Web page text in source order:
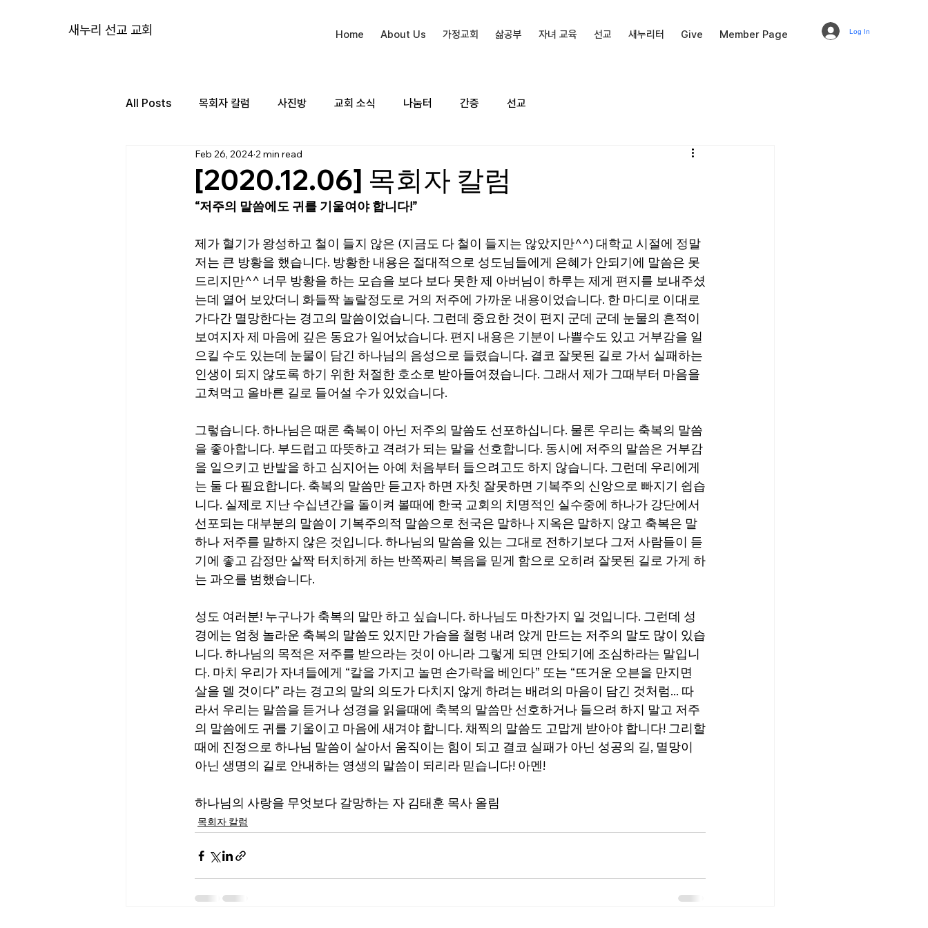
새누리 선교 교회 Home About Us 가정교회 삶공부 자녀 교육 선교 새누리터 Give Member Page Log In
All Posts 목회자 칼럼 사진방 교회 소식 나눔터 간증 선교
[2020.12.06] 목회자 칼럼
Feb 26, 2024 2 min read
“저주의 말씀에도 귀를 기울여야 합니다!”
제가 혈기가 왕성하고 철이 들지 않은 (지금도 다 철이 들지는 않았지만^^) 대학교 시절에 정말
저는 큰 방황을 했습니다. 방황한 내용은 절대적으로 성도님들에게 은혜가 안되기에 말씀은 못
드리지만^^ 너무 방황을 하는 모습을 보다 보다 못한 제 아버님이 하루는 제게 편지를 보내주셨
는데 열어 보았더니 화들짝 놀랄정도로 거의 저주에 가까운 내용이었습니다. 한 마디로 이대로
가다간 멸망한다는 경고의 말씀이었습니다. 그런데 중요한 것이 편지 군데 군데 눈물의 흔적이
보여지자 제 마음에 깊은 동요가 일어났습니다. 편지 내용은 기분이 나쁠수도 있고 거부감을 일
으킬 수도 있는데 눈물이 담긴 하나님의 음성으로 들렸습니다. 결코 잘못된 길로 가서 실패하는
인생이 되지 않도록 하기 위한 처절한 호소로 받아들여졌습니다. 그래서 제가 그때부터 마음을
고쳐먹고 올바른 길로 들어설 수가 있었습니다.
그렇습니다. 하나님은 때론 축복이 아닌 저주의 말씀도 선포하십니다. 물론 우리는 축복의 말씀
을 좋아합니다. 부드럽고 따뜻하고 격려가 되는 말을 선호합니다. 동시에 저주의 말씀은 거부감
을 일으키고 반발을 하고 심지어는 아예 처음부터 들으려고도 하지 않습니다. 그런데 우리에게
는 둘 다 필요합니다. 축복의 말씀만 듣고자 하면 자칫 잘못하면 기복주의 신앙으로 빠지기 쉽습
니다. 실제로 지난 수십년간을 돌이켜 볼때에 한국 교회의 치명적인 실수중에 하나가 강단에서
선포되는 대부분의 말씀이 기복주의적 말씀으로 천국은 말하나 지옥은 말하지 않고 축복은 말
하나 저주를 말하지 않은 것입니다. 하나님의 말씀을 있는 그대로 전하기보다 그저 사람들이 듣
기에 좋고 감정만 살짝 터치하게 하는 반쪽짜리 복음을 믿게 함으로 오히려 잘못된 길로 가게 하
는 과오를 범했습니다.
성도 여러분! 누구나가 축복의 말만 하고 싶습니다. 하나님도 마찬가지 일 것입니다. 그런데 성
경에는 엄청 놀라운 축복의 말씀도 있지만 가슴을 철렁 내려 앉게 만드는 저주의 말도 많이 있습
니다. 하나님의 목적은 저주를 받으라는 것이 아니라 그렇게 되면 안되기에 조심하라는 말입니
다. 마치 우리가 자녀들에게 “칼을 가지고 놀면 손가락을 베인다” 또는 “뜨거운 오븐을 만지면
살을 델 것이다” 라는 경고의 말의 의도가 다치지 않게 하려는 배려의 마음이 담긴 것처럼... 따
라서 우리는 말씀을 듣거나 성경을 읽을때에 축복의 말씀만 선호하거나 들으려 하지 말고 저주
의 말씀에도 귀를 기울이고 마음에 새겨야 합니다. 채찍의 말씀도 고맙게 받아야 합니다! 그리할
때에 진정으로 하나님 말씀이 살아서 움직이는 힘이 되고 결코 실패가 아닌 성공의 길, 멸망이
아닌 생명의 길로 안내하는 영생의 말씀이 되리라 믿습니다! 아멘!
하나님의 사랑을 무엇보다 갈망하는 자 김태훈 목사 올림
목회자 칼럼